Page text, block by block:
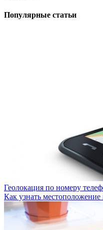
Популярные статьи
Геолокация по номеру
Как узнать